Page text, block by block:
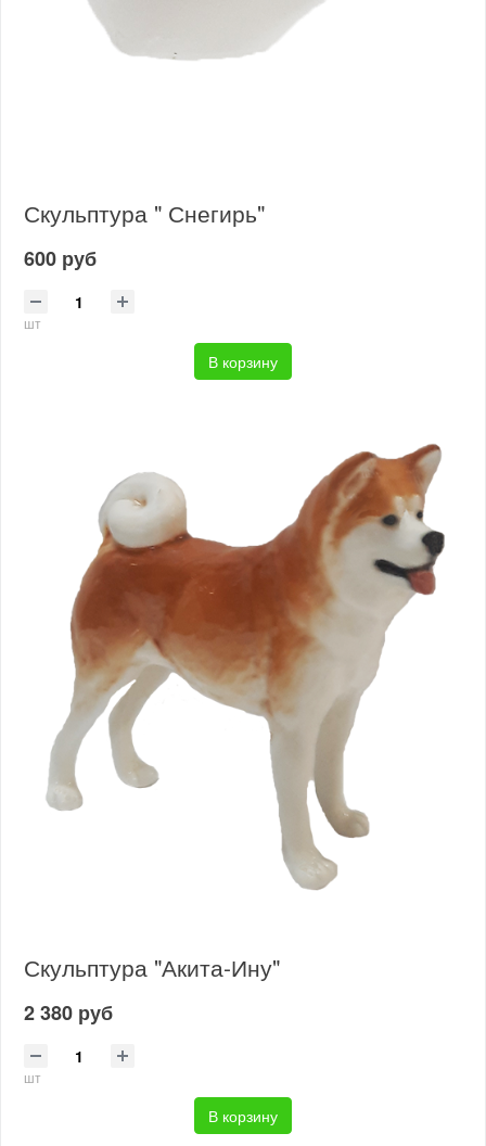
Скульптура " Снегирь"
600 руб
шт
В корзину
Скульптура "Акита-Ину"
2 380 руб
шт
В корзину